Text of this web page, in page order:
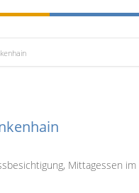
Mittagessen im